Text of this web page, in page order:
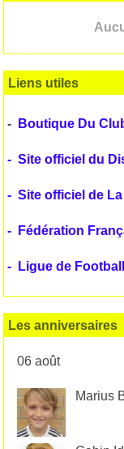
Liens utiles
- Boutique Du
- Site officiel du
- Site officiel de
- Fédération
- Ligue de
Les anniversaires
06 août
Marius